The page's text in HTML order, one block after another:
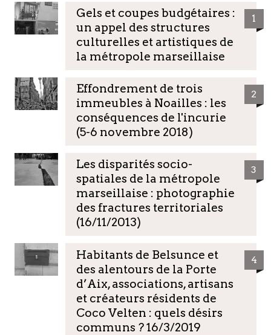
Gels et coupes budgétaires :
un appel des structures
culturelles et artistiques de
la métropole marseillaise
1
Effondrement de trois
immeubles à Noailles : les
conséquences de l'incurie
(5-6 novembre 2018)
2
Les disparités socio-
spatiales de la métropole
marseillaise : photographie
des fractures territoriales
(16/11/2013)
3
Habitants de Belsunce et
des alentours de la Porte
d’Aix, associations, artisans
et créateurs résidents de
Coco Velten : quels désirs
communs ? 16/3/2019
4